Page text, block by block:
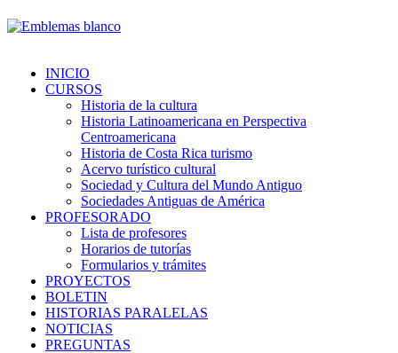
INICIO
CURSOS
Historia de la cultura
Historia Latinoamericana en Perspectiva
Centroamericana
Historia de Costa Rica turismo
Acervo turístico cultural
Sociedad y Cultura del Mundo Antiguo
Sociedades Antiguas de América
PROFESORADO
Lista de profesores
Horarios de tutorías
Formularios y trámites
PROYECTOS
BOLETIN
HISTORIAS PARALELAS
NOTICIAS
PREGUNTAS